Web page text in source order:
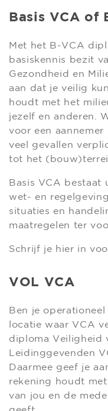
Basis VCA of
Met het B-VCA
basiskennis bezit
Gezondheid en
aan dat je veilig
houdt met het
jezelf en anderen.
voor een
veel gevallen
tot het
Basis VCA bestaat
wet- en
situaties en
maatregelen ter
Schrijf je hier in
VOL VCA
Ben je
locatie waar VCA
diploma Veiligheid
Leidinggevenden
Daarmee geef je
rekening houdt
van jou en de